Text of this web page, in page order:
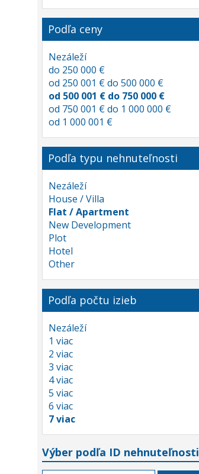
Podľa ceny
Nezáleží
do 250 000 €
od 250 001 € do 500 000 €
od 500 001 € do 750 000 €
od 750 001 € do 1 000 000 €
od 1 000 001 €
Podľa typu nehnuteľnosti
Nezáleží
House / Villa
Flat / Apartment
New Development
Plot
Hotel
Other
Podľa počtu izieb
Nezáleží
1 viac
2 viac
3 viac
4 viac
5 viac
6 viac
7 viac
Výber podľa ID nehnuteľnosti